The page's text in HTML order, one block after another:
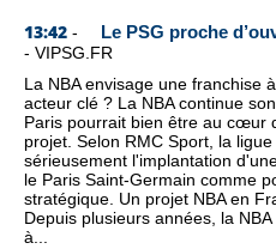
13:42 - Le PSG proche
- VIPSG.FR
La NBA envisage une franchise
acteur clé ? La NBA continue
Paris pourrait bien être au cœur
projet. Selon RMC Sport, la
sérieusement l'implantation
le Paris Saint-Germain comme
stratégique. Un projet NBA en
Depuis plusieurs années, la
à...